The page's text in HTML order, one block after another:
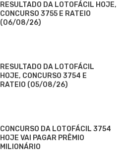
RESULTADO DA LOTOFÁCIL HOJE,
CONCURSO 3755 E RATEIO
(06/08/26)
RESULTADO DA LOTOFÁCIL
HOJE, CONCURSO 3754 E
RATEIO (05/08/26)
CONCURSO DA LOTOFÁCIL 3754
HOJE VAI PAGAR PRÊMIO
MILIONÁRIO